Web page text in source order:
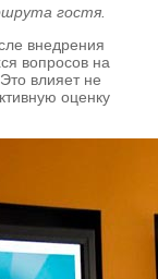
гостя.
внедрения
вопросов на
влияет не
оценку